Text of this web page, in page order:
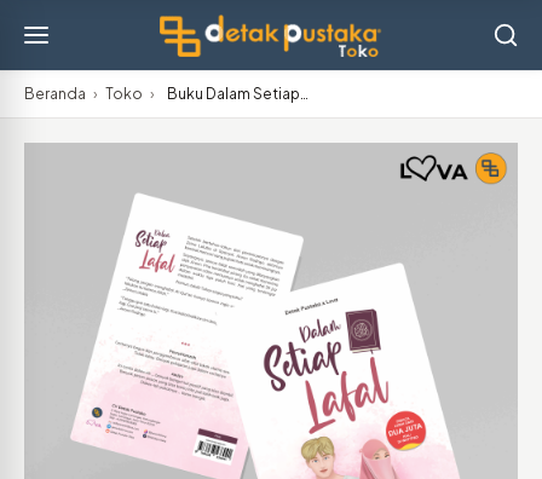
Beranda › Toko › Buku Dalam Setiap…